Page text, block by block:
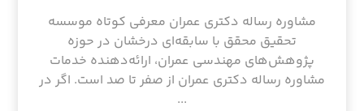
مشاوره رساله دکتری عمران معرفی کوتاه موسسه
تحقیق محقق با سابقه‌ای درخشان در حوزه
پژوهش‌های مهندسی عمران، ارائه‌دهنده خدمات
مشاوره رساله دکتری عمران از صفر تا صد است. اگر در
...